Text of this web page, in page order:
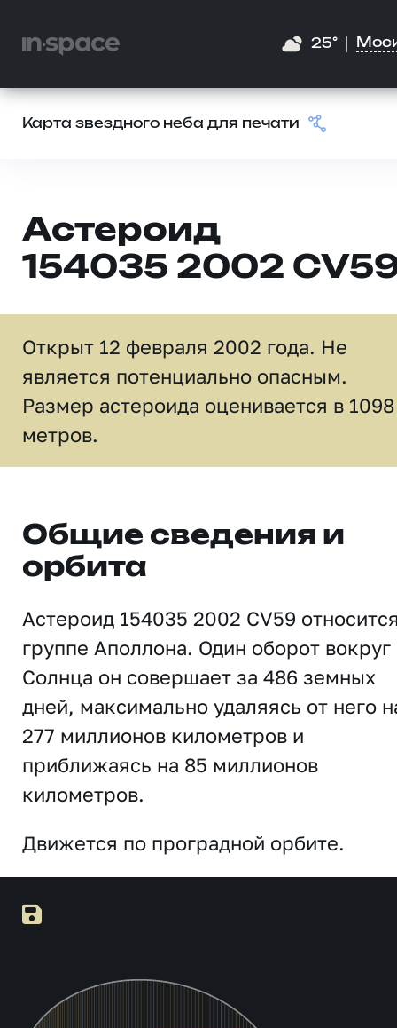
25°
Карта звездного неба для печати
Астероид
154035 2002
Открыт 12 февраля 2002 года. Не
является потенциально опасным.
Размер астероида оценивается в 1098
метров.
Общие сведения и
орбита
Астероид 154035 2002 CV59
группе Аполлона. Один оборот вокруг
Солнца он совершает за 486 земных
дней, максимально удаляясь от него
277 миллионов километров и
приближаясь на 85 миллионов
километров.
Движется по проградной орбите.